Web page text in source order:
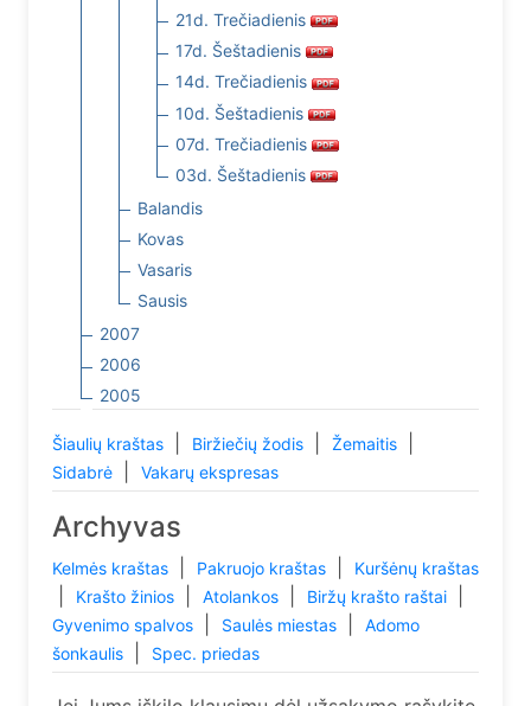
21d. Trečiadienis
17d. Šeštadienis
14d. Trečiadienis
10d. Šeštadienis
07d. Trečiadienis
03d. Šeštadienis
Balandis
Kovas
Vasaris
Sausis
2007
2006
2005
Šiaulių kraštas Biržiečių žodis Žemaitis
Sidabrė Vakarų ekspresas
Archyvas
Kelmės kraštas Pakruojo kraštas Kuršėnų kraštas
Krašto žinios Atolankos Biržų krašto raštai
Gyvenimo spalvos Saulės miestas
Adomo
šonkaulis
Spec. priedas